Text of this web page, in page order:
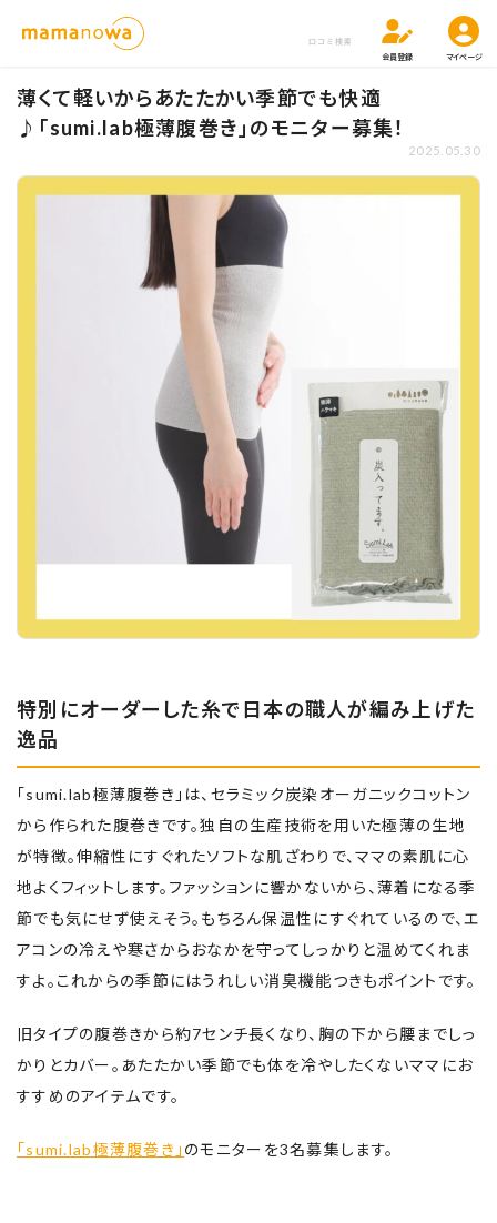
口コミ検索
会員登録
マイページ
薄くて軽いからあたたかい季節でも快適
♪「sumi.lab極薄腹巻き」のモニター募集！
2025.05.30
特別にオーダーした糸で日本の職人が編み上げた
逸品
「sumi.lab極薄腹巻き」は、セラミック炭染オーガニックコットン
から作られた腹巻きです。独自の生産技術を用いた極薄の生地
が特徴。伸縮性にすぐれたソフトな肌ざわりで、ママの素肌に心
地よくフィットします。ファッションに響かないから、薄着になる季
節でも気にせず使えそう。もちろん保温性にすぐれているので、エ
アコンの冷えや寒さからおなかを守ってしっかりと温めてくれま
すよ。これからの季節にはうれしい消臭機能つきもポイントです。
旧タイプの腹巻きから約7センチ長くなり、胸の下から腰までしっ
かりとカバー。あたたかい季節でも体を冷やしたくないママにお
すすめのアイテムです。
「sumi.lab極薄腹巻き」 のモニターを3名募集します。